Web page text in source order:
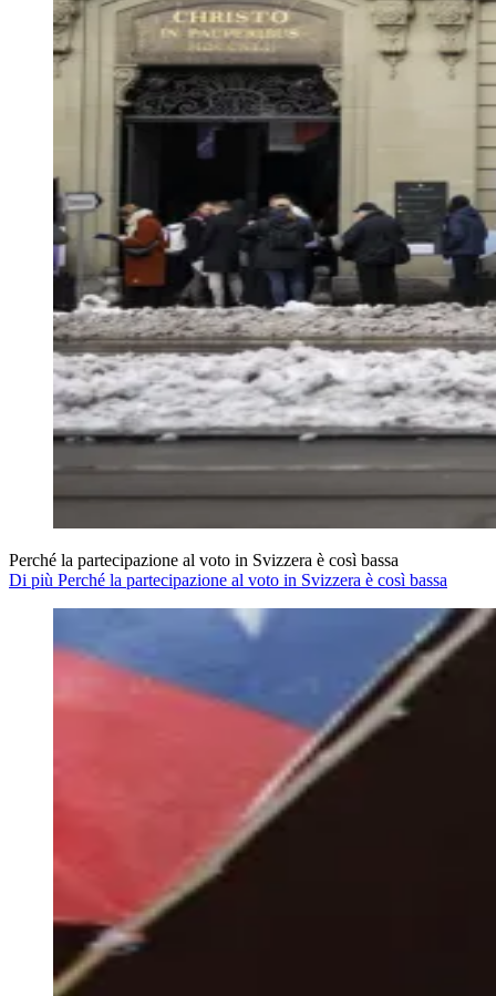
Perché la partecipazione al voto in Svizzera è così bassa
Di più Perché la partecipazione al voto in Svizzera è così bassa